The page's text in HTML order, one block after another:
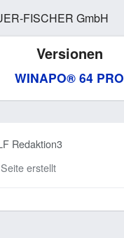
FISCHER GmbH
Versionen
WINAPO® 64 PRO
Redaktion3
erstellt